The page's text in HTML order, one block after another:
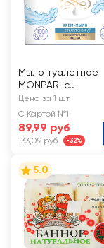
Мыло туалетное
MONPARI с
гиалуроном
Цена за 1 шт
С Картой №1
89,99 руб
133,09 руб -32%
5.0